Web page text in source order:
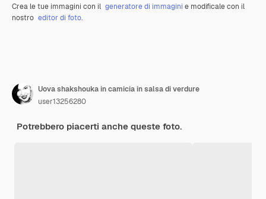
Crea le tue immagini con il generatore di immagini e modificale con il
nostro editor di foto.
Uova shakshouka in camicia in salsa di verdure
user13256280
Potrebbero piacerti anche queste foto.